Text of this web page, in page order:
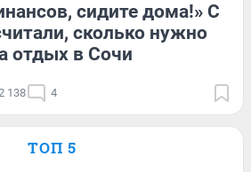
сидите дома!» С
сколько нужно
отдых в Сочи
138 4
ТОП 5